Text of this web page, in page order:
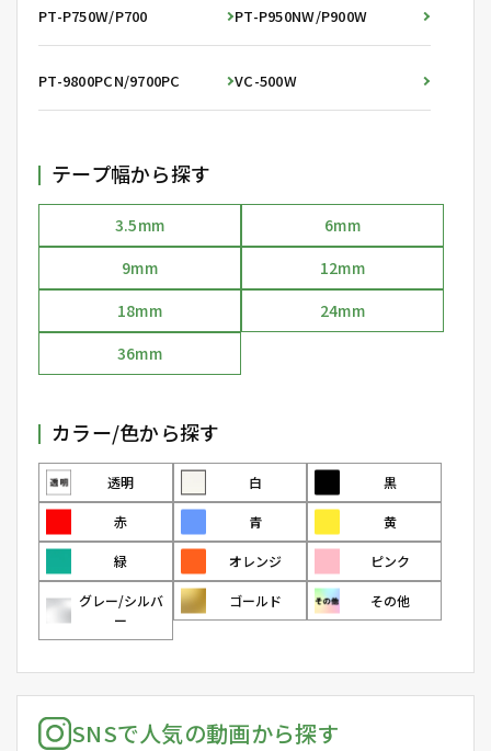
PT-P750W/P700 PT-P950NW/P900W
PT-9800PCN/9700PC VC-500W
テープ幅から探す
3.5mm
6mm
9mm
12mm
18mm
24mm
36mm
カラー/色から探す
透明 白 黒
赤 青 黄
緑 オレンジ ピンク
グレー/シルバ
ー
ゴールド その他
SNSで人気の動画から探す